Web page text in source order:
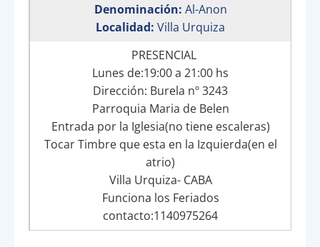
Denominación: Al-Anon
Localidad: Villa Urquiza
PRESENCIAL
Lunes de:19:00 a 21:00 hs
Dirección: Burela nº 3243
Parroquia Maria de Belen
Entrada por la Iglesia(no tiene escaleras)
Tocar Timbre que esta en la Izquierda(en el
atrio)
Villa Urquiza- CABA
Funciona los Feriados
contacto:1140975264